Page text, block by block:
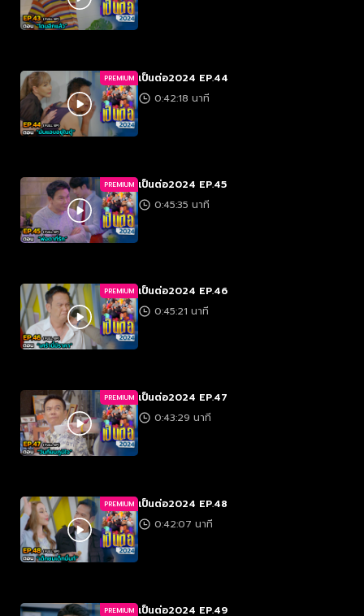
PREMIUM เป็นต่อ2024 EP.44
0:42:18 นาที
PREMIUM เป็นต่อ2024 EP.45
0:45:35 นาที
PREMIUM เป็นต่อ2024 EP.46
0:45:21 นาที
PREMIUM เป็นต่อ2024 EP.47
0:43:29 นาที
PREMIUM เป็นต่อ2024 EP.48
0:42:07 นาที
PREMIUM เป็นต่อ2024 EP.49